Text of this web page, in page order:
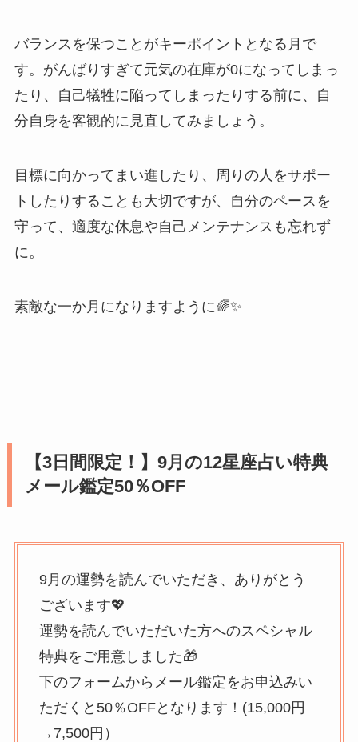
バランスを保つことがキーポイントとなる月で
す。がんばりすぎて元気の在庫が0になってしまっ
たり、自己犠牲に陥ってしまったりする前に、自
分自身を客観的に見直してみましょう。
目標に向かってまい進したり、周りの人をサポー
トしたりすることも大切ですが、自分のペースを
守って、適度な休息や自己メンテナンスも忘れず
に。
素敵な一か月になりますように🌈✨
【3日間限定！】9月の12星座占い特典
メール鑑定50％OFF
9月の運勢を読んでいただき、ありがとう
ございます💖
運勢を読んでいただいた方へのスペシャル
特典をご用意しました🎁
下のフォームからメール鑑定をお申込みい
ただくと50％OFFとなります！(15,000円
→7,500円）